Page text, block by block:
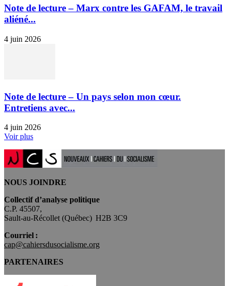
Note de lecture – Marx contre les GAFAM, le travail
aliéné...
4 juin 2026
Note de lecture – Un pays selon mon cœur.
Entretiens avec...
4 juin 2026
Voir plus
NOUS JOINDRE
Collectif d’analyse politique
C.P. 45507,
Sault-au-Récollet (Québec) H2B 3C9
Courriel :
cap@cahiersdusocialisme.org
PARTENAIRES